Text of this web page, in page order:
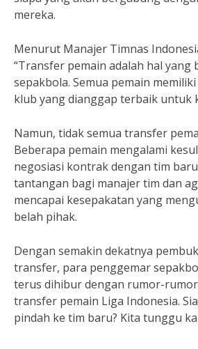
mereka.
Menurut Manajer Timnas
“Transfer pemain adalah hal yang
sepakbola. Semua pemain
klub yang dianggap terbaik untuk
Namun, tidak semua transfer
Beberapa pemain mengalami
negosiasi kontrak dengan tim
tantangan bagi manajer tim dan
mencapai kesepakatan yang
belah pihak.
Dengan semakin dekatnya
transfer, para penggemar
terus dihibur dengan rumor-
transfer pemain Liga Indonesia.
pindah ke tim baru? Kita tunggu